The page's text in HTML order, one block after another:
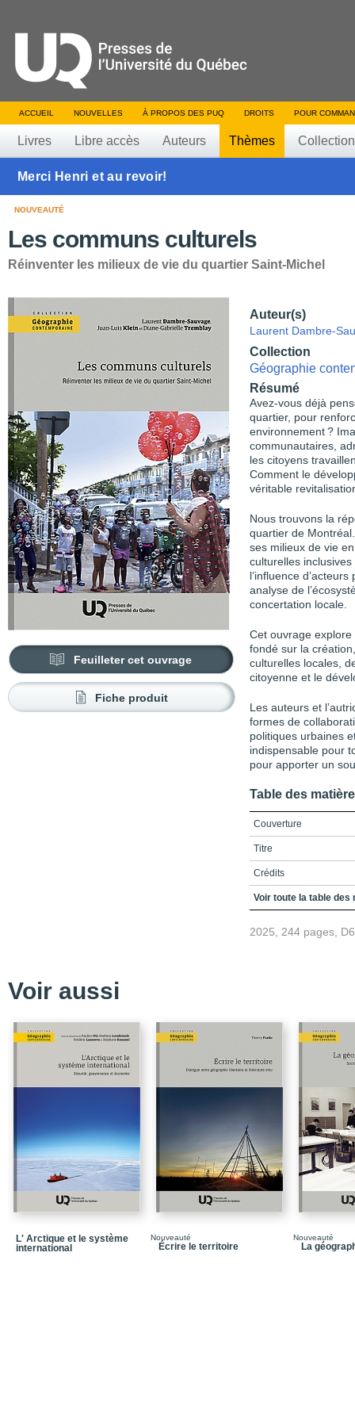
ACCUEIL NOUVELLES À PROPOS DES PUQ DROITS POUR
Livres Libre accès Auteurs Thèmes
Merci Henri et au revoir!
NOUVEAUTÉ
Les communs culturels
Réinventer les milieux de vie du quartier Saint-Michel
Feuilleter cet ouvrage
Fiche produit
Auteur(s)
Laurent Dambre-
Collection
Géographie
Résumé
Avez-vous déjà
quartier, pour
environnement ?
communautaires,
les citoyens
Comment le
véritable
Nous trouvons la
quartier de
ses milieux de vie
culturelles
l’influence
analyse de
concertation locale.
Cet ouvrage explore
fondé sur la
culturelles locales,
citoyenne et le
Les auteurs et
formes de
politiques urbaines
indispensable pour
pour apporter un
Table des
Couverture
Titre
Crédits
Remerciements
Chapitre 1 / Communs
Chapitre 2 / Le
transformation
Chapitre 4 / La Table
culturelle collective
Chapitre 5 / Les fruits
Chapitre 6 / Communs
socioterritorial
Notices biographiques
Voir toute la table des
2025, 244 pages,
Voir aussi
L' Arctique et le système
international
Nouveauté
Écrire le territoire
Nouveauté
La